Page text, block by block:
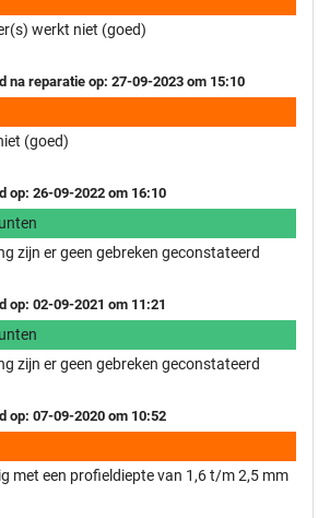
werkt niet (goed)
na reparatie op: 27-09-2023 om 15:10
(goed)
op: 26-09-2022 om 16:10
zijn er geen gebreken geconstateerd
op: 02-09-2021 om 11:21
zijn er geen gebreken geconstateerd
op: 07-09-2020 om 10:52
met een profieldiepte van 1,6 t/m 2,5 mm